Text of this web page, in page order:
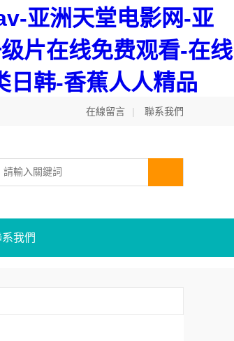
亚洲天堂电影网-亚
片在线免费观看-在线
日韩-香蕉人人精品
在線留言 | 聯系我們
我們